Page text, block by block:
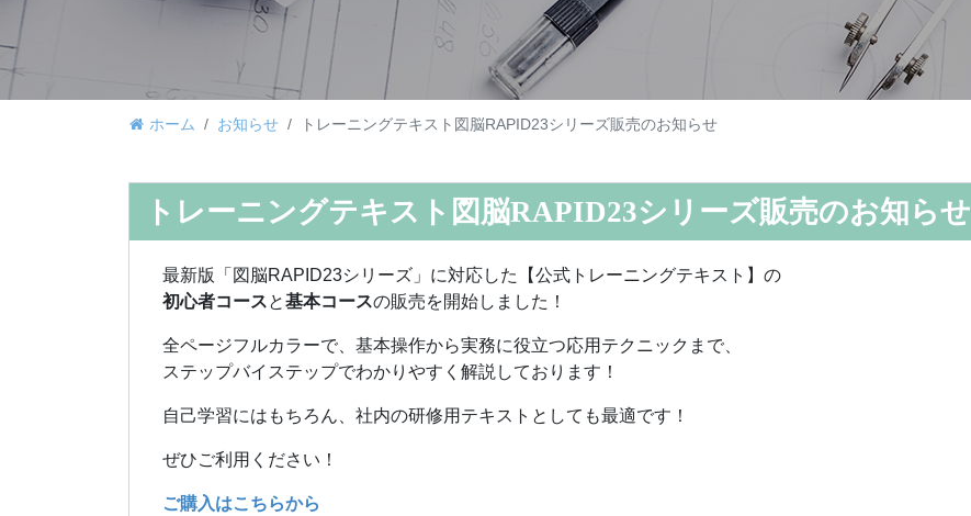
ホーム お知らせ トレーニングテキスト図脳RAPID23シリーズ販売のお知らせ
トレーニングテキスト図脳RAPID23シリーズ販売のお知らせ
最新版「図脳RAPID23シリーズ」に対応した【公式トレーニングテキスト】の
初心者コースと基本コースの販売を開始しました！
全ページフルカラーで、基本操作から実務に役立つ応用テクニックまで、
ステップバイステップでわかりやすく解説しております！
自己学習にはもちろん、社内の研修用テキストとしても最適です！
ぜひご利用ください！
ご購入はこちらから